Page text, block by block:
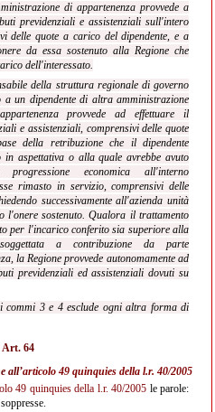
di appartenenza provvede a
previdenziali e assistenziali sull'intero
delle quote a carico del dipendente, e a
da essa sostenuto alla Regione che
dell'interessato.
della struttura regionale di governo
un dipendente di altra amministrazione
provvede ad effettuare il
e assistenziali, comprensivi delle quote
della retribuzione che il dipendente
in aspettativa o alla quale avrebbe avuto
economica all'interno
rimasto in servizio, comprensivi delle
successivamente all'azienda unità
sostenuto. Qualora il trattamento
per l'incarico conferito sia superiore alla
a contribuzione da parte
la Regione provvede autonomamente ad
previdenziali ed assistenziali dovuti su
3 e 4 esclude ogni altra forma di
Art. 64
all’articolo 49 quinquies della l.r. 40/2005
49 quinquies della l.r. 40/2005 le parole: